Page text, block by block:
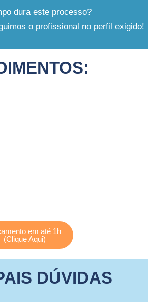
dura este processo?
o profissional no perfil exigido!
em até 1h
(Clique Aqui)
DÚVIDAS